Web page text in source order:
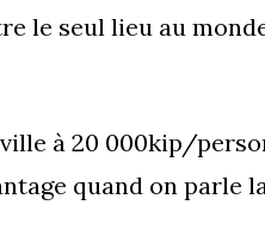
le seul lieu au
à 20 000kip/
quand on parle